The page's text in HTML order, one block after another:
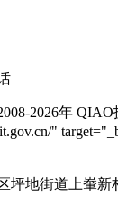
2026年
"
坪地街道上輋新